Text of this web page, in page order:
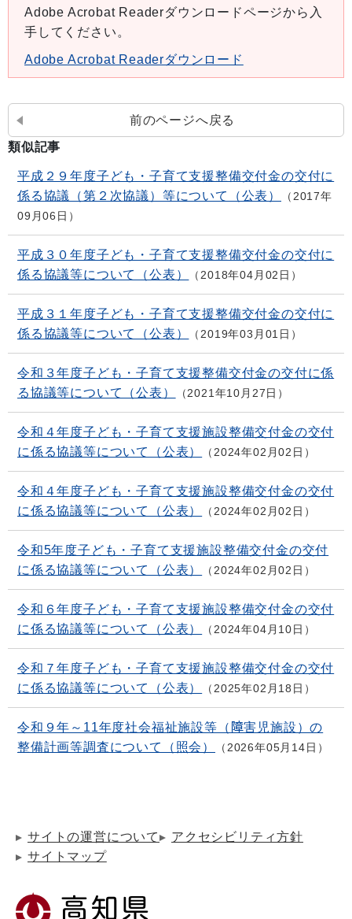
Adobe Acrobat Readerダウンロードページから入
手してください。
Adobe Acrobat Readerダウンロード
前のページへ戻る
類似記事
平成２９年度子ども・子育て支援整備交付金の交付に
係る協議（第２次協議）等について（公表）
2017年
09月06日
平成３０年度子ども・子育て支援整備交付金の交付に
係る協議等について（公表）
2018年04月02日
平成３１年度子ども・子育て支援整備交付金の交付に
係る協議等について（公表）
2019年03月01日
令和３年度子ども・子育て支援整備交付金の交付に係
る協議等について（公表）
2021年10月27日
令和４年度子ども・子育て支援施設整備交付金の交付
に係る協議等について（公表）
2024年02月02日
令和４年度子ども・子育て支援施設整備交付金の交付
に係る協議等について（公表）
2024年02月02日
令和5年度子ども・子育て支援施設整備交付金の交付
に係る協議等について（公表）
2024年02月02日
令和６年度子ども・子育て支援施設整備交付金の交付
に係る協議等について（公表）
2024年04月10日
令和７年度子ども・子育て支援施設整備交付金の交付
に係る協議等について（公表）
2025年02月18日
令和９年～11年度社会福祉施設等（障害児施設）の
整備計画等調査について（照会）
2026年05月14日
サイトの運営について
アクセシビリティ方針
サイトマップ